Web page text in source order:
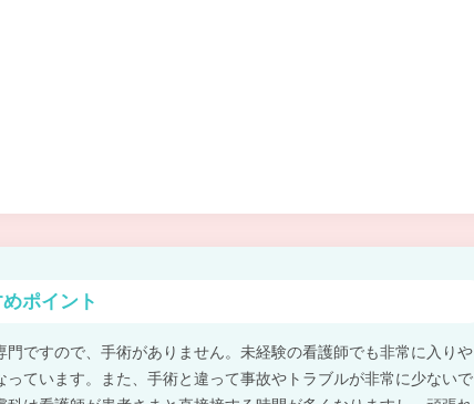
ポイント
門ですので、手術がありません。未経験の看護師でも非常に入りや
っています。また、手術と違って事故やトラブルが非常に少ないで